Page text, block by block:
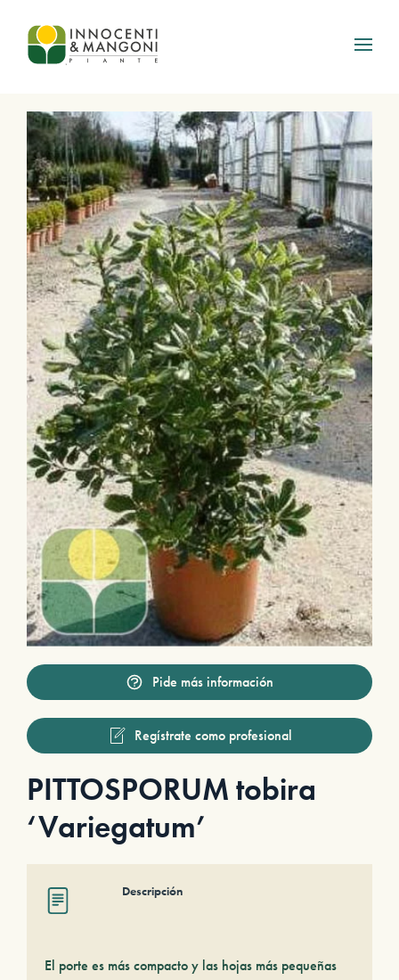
Skip to main content
Pide más información
Regístrate como profesional
PITTOSPORUM tobira
‘Variegatum’
Descripción
El porte es más compacto y las hojas más pequeñas